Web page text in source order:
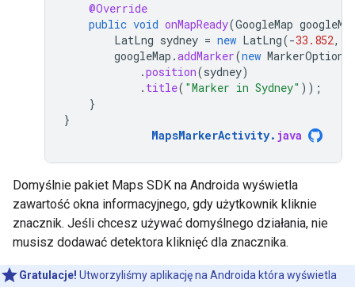
@Override
public void onMapReady(GoogleMap
LatLng sydney = new LatLng(-33.852,
googleMap .addMarker(new MarkerOptions
.position(sydney)
. title( "Marker in Sydney" ));
}
}
MapsMarkerActivity. java
Domyślnie pakiet Maps SDK na Androida wyświetla
zawartość okna informacyjnego, gdy użytkownik kliknie
znacznik. Jeśli chcesz używać domyślnego działania, nie
musisz dodawać detektora kliknięć dla znacznika.
Gratulacje! Utworzyliśmy aplikację na Androida która wyświetla